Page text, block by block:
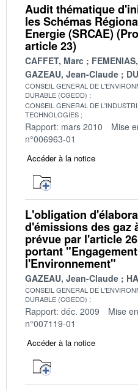
Audit thématique
les Schémas
Energie (SRCAE)
article 23)
CAFFET, Marc
GAZEAU, Jean-Claude
CONSEIL GENERAL DE
DURABLE (CGEDD)
CONSEIL GENERAL DE
TECHNOLOGIES
Rapport: mars 2010 Mise
n°006963-01
Accéder à la notice
L'obligation
d'émissions des gaz
prévue par l'article
portant
l'Environnement"
GAZEAU, Jean-Claude
CONSEIL GENERAL DE
DURABLE (CGEDD)
Rapport: déc. 2009 Mise
n°007119-01
Accéder à la notice